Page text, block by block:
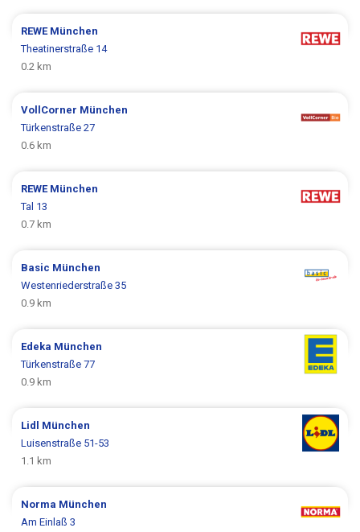
REWE München
Theatinerstraße 14
0.2 km
VollCorner München
Türkenstraße 27
0.6 km
REWE München
Tal 13
0.7 km
Basic München
Westenriederstraße 35
0.9 km
Edeka München
Türkenstraße 77
0.9 km
Lidl München
Luisenstraße 51-53
1.1 km
Norma München
Am Einlaß 3